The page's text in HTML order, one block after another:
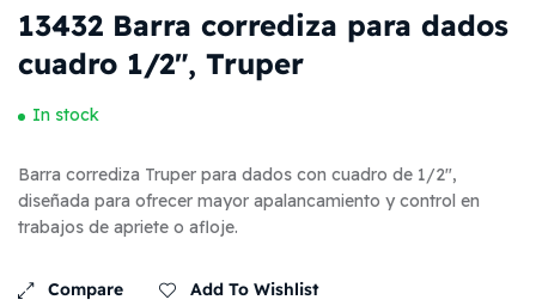
13432 Barra corrediza para dados
cuadro 1/2″, Truper
In stock
Barra corrediza Truper para dados con cuadro de 1/2″,
diseñada para ofrecer mayor apalancamiento y control en
trabajos de apriete o afloje.
Compare Add To Wishlist